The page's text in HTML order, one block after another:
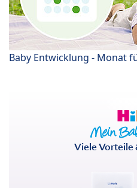
Baby Entwicklung - Monat
Viele Vorteile